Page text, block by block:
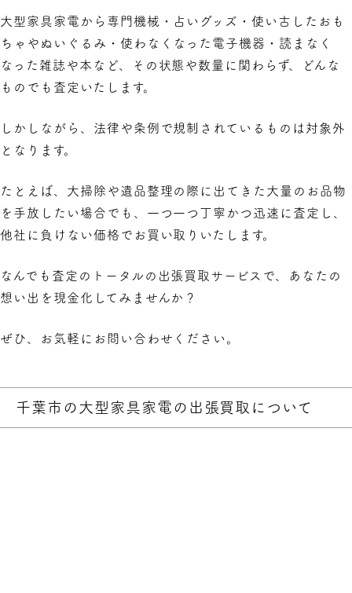
大型家具家電から専門機械・占いグッズ・使い古したおも
ちゃやぬいぐるみ・使わなくなった電子機器・読まなく
なった雑誌や本など、その状態や数量に関わらず、どんな
ものでも査定いたします。
しかしながら、法律や条例で規制されているものは対象外
となります。
たとえば、大掃除や遺品整理の際に出てきた大量のお品物
を手放したい場合でも、一つ一つ丁寧かつ迅速に査定し、
他社に負けない価格でお買い取りいたします。
なんでも査定のトータルの出張買取サービスで、あなたの
想い出を現金化してみませんか？
ぜひ、お気軽にお問い合わせください。
千葉市の大型家具家電の出張買取について